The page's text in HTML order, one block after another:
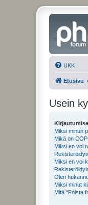
UKK
Etusivu
Usein
Miksi minun
Mikä on
Miksi en voi
Miksi en voi
Olen
Miksi minut
Mitä “Poista